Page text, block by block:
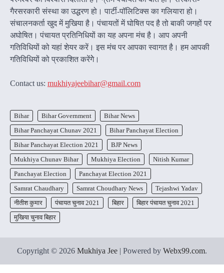
गैरसरकारी संस्था का उद्धरण हो। पार्टी-पॉलिटिक्स का गलियारा हो।
संचालनकर्ता खुद में मुखिया है। पंचायतों में घोषित पद है तो बाकी जगहों पर
अघोषित। पंचायत प्रतिनिधियों का यह अपना मंच है। आप अपनी
गतिविधियों को यहां शेयर करें। इस मंच पर आपका स्वागत है। हम आपकी
गतिविधियों को प्रकाशित करेंगेे।
Contact us: mukhiyajeebihar@gmail.com
Bihar Bihar Government
Bihar News
Bihar Panchayat Chunav 2021
Bihar Panchayat Election
Bihar Panchayat Election 2021
BJP News
Mukhiya Chunav Bihar
Mukhiya Election
Nitish Kumar
Panchayat Election
Panchayat Election 2021
Samrat Chaudhary
Samrat Choudhary News
Tejashwi Yadav
नीतीश कुमार
पंचायत चुनाव 2021 बिहार
बिहार पंचायत चुनाव 2021
मुखिया चुनाव बिहार
Copyright © 2026 Mukhiya Jee | Powered by Webx99.com.